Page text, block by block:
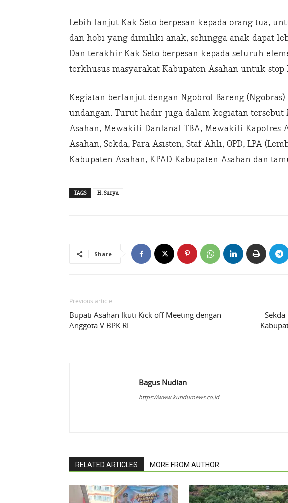
Lebih lanjut Kak Seto berpesan kepada orang tua,
dan hobi yang dimiliki anak, sehingga anak dapat
Dan terakhir Kak Seto berpesan kepada seluruh
terkhusus masyarakat Kabupaten Asahan untuk stop
Kegiatan berlanjut dengan Ngobrol Bareng (Ngobras)
undangan. Turut hadir juga dalam kegiatan
Asahan, Mewakili Danlanal TBA, Mewakili Kapolres
Asahan, Sekda, Para Asisten, Staf Ahli, OPD, LPA
Kabupaten Asahan, KPAD Kabupaten Asahan dan
TAGS H. Surya
Share
Previous article
Bupati Asahan Ikuti Kick off Meeting dengan
Anggota V BPK RI
Bagus Nudian
https://www.kundurnews.co.id
RELATED ARTICLES MORE FROM AUTHOR